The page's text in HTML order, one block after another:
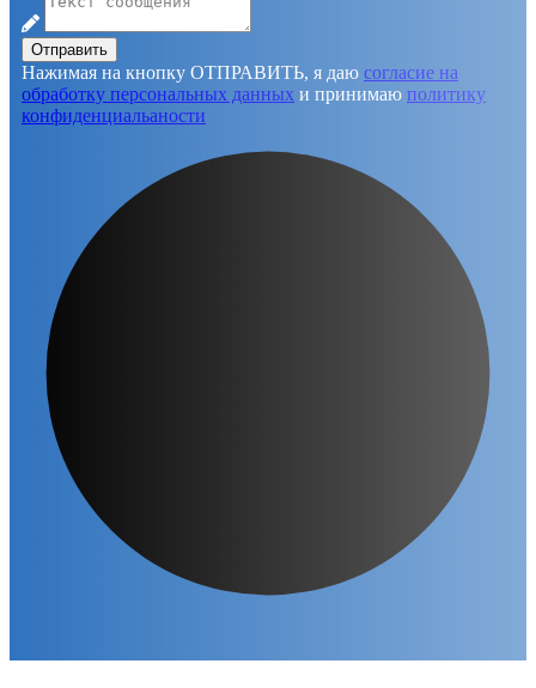
Отправить
Нажимая на кнопку ОТПРАВИТЬ, я даю согласие на
обработку персональных данных и принимаю политику
конфиденциальаности